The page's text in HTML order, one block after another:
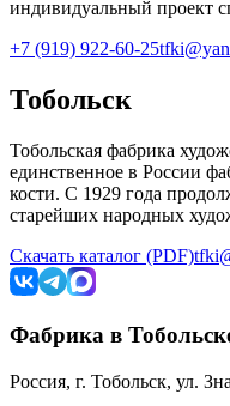
индивидуальный проект
+7 (919) 922-60-25
Тобольск
Тобольская фабрика
единственное в России
кости. С 1929 года
старейших народных
Скачать каталог (PDF)
Фабрика в
Россия, г. Тобольск, ул.